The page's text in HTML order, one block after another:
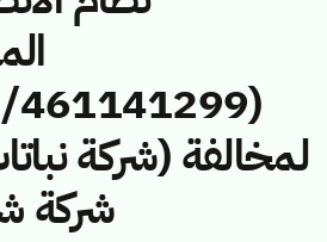
لمخالفة (شركة
شركة